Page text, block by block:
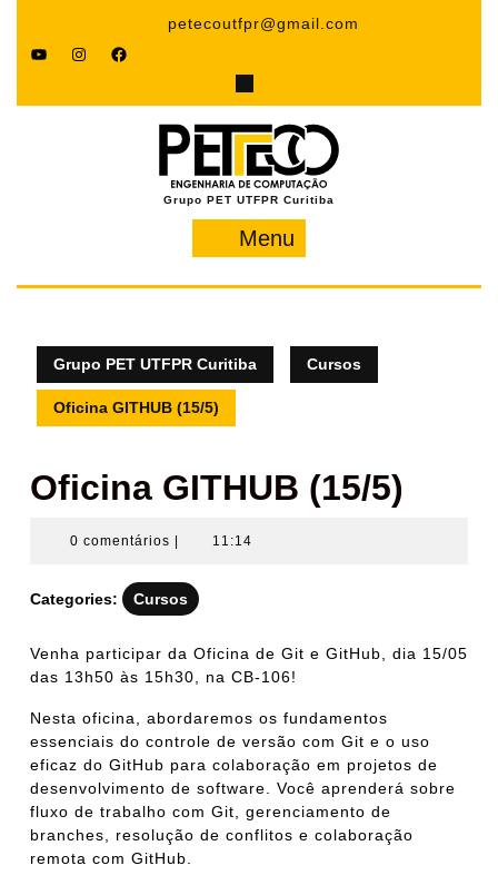
petecoutfpr@gmail.com
YouTubeInstagramFacebook
Grupo PET UTFPR Curitiba
Menu
Grupo PET UTFPR Curitiba Cursos
Oficina GITHUB (15/5)
Oficina GITHUB (15/5)
0 comentários 11:14
Categories: Cursos
Venha participar da Oficina de Git e GitHub, dia 15/05
das 13h50 às 15h30, na CB-106!
Nesta oficina, abordaremos os fundamentos
essenciais do controle de versão com Git e o uso
eficaz do GitHub para colaboração em projetos de
desenvolvimento de software. Você aprenderá sobre
fluxo de trabalho com Git, gerenciamento de
branches, resolução de conflitos e colaboração
remota com GitHub.